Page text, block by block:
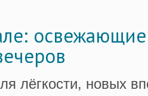
лёгкости, новых